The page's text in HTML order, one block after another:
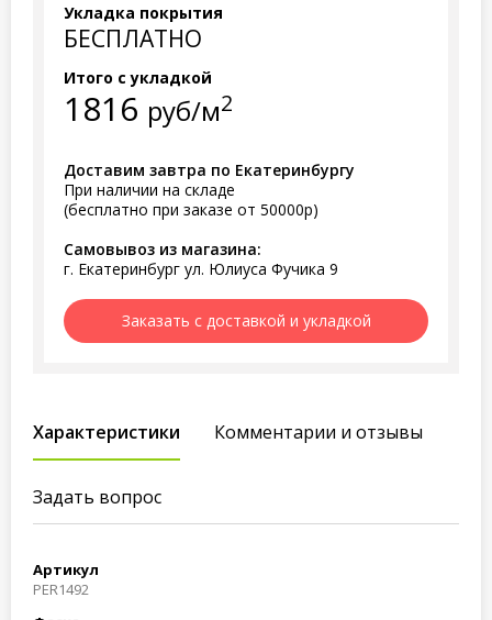
Укладка покрытия
БЕСПЛАТНО
Итого с укладкой
1816 руб/м2
Доставим завтра по Екатеринбургу
При наличии на складе
(бесплатно при заказе от 50000р)
Самовывоз из магазина:
г. Екатеринбург ул. Юлиуса Фучика 9
Заказать с доставкой и укладкой
Характеристики Комментарии и отзывы
Задать вопрос
Артикул
PER1492